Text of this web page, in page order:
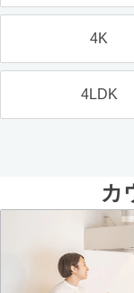
4K
4LDK
カ